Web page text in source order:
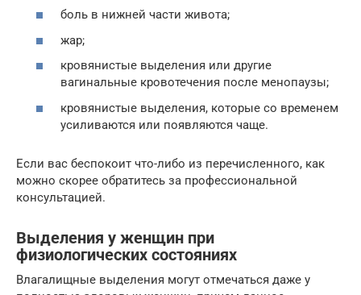
боль в нижней части живота;
жар;
кровянистые выделения или другие
вагинальные кровотечения после менопаузы;
кровянистые выделения, которые со временем
усиливаются или появляются чаще.
Если вас беспокоит что-либо из перечисленного, как
можно скорее обратитесь за профессиональной
консультацией.
Выделения у женщин при
физиологических состояниях
Влагалищные выделения могут отмечаться даже у